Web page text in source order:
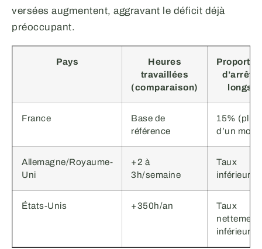
versées augmentent, aggravant le déficit déjà
préoccupant.
Pays
Heures
travaillées
(comparaison)
d’arrêts
longs
France
Base de
référence
15% (plus
d’un mois)
Allemagne/Royaume-
Uni
+2 à
3h/semaine
Taux
inférieur
États-Unis +350h/an
Taux
nettement
inférieur